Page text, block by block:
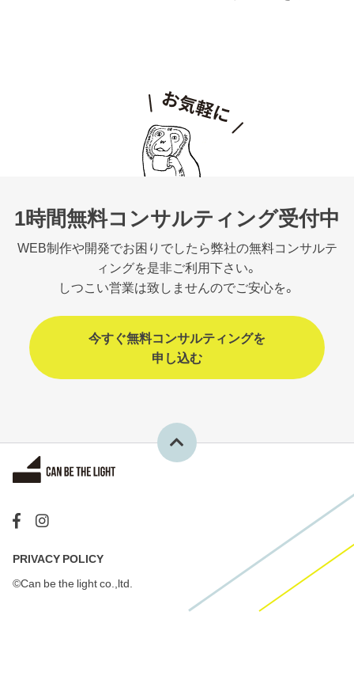
1時間無料コンサルティング受付中
WEB制作や開発でお困りでしたら弊社の無料コンサルテ
ィングを是非ご利用下さい。
しつこい営業は致しませんのでご安心を。
今すぐ無料コンサルティングを
申し込む
PRIVACY POLICY
©Can be the light co.,ltd.